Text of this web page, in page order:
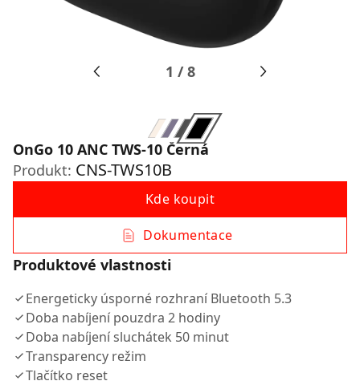
1 /8
OnGo 10 ANC TWS-10 Černá
Produkt: CNS-TWS10B
Kde koupit
Dokumentace
Produktové vlastnosti
Energeticky úsporné rozhraní Bluetooth 5.3
Doba nabíjení pouzdra 2 hodiny
Doba nabíjení sluchátek 50 minut
Transparency režim
Tlačítko reset